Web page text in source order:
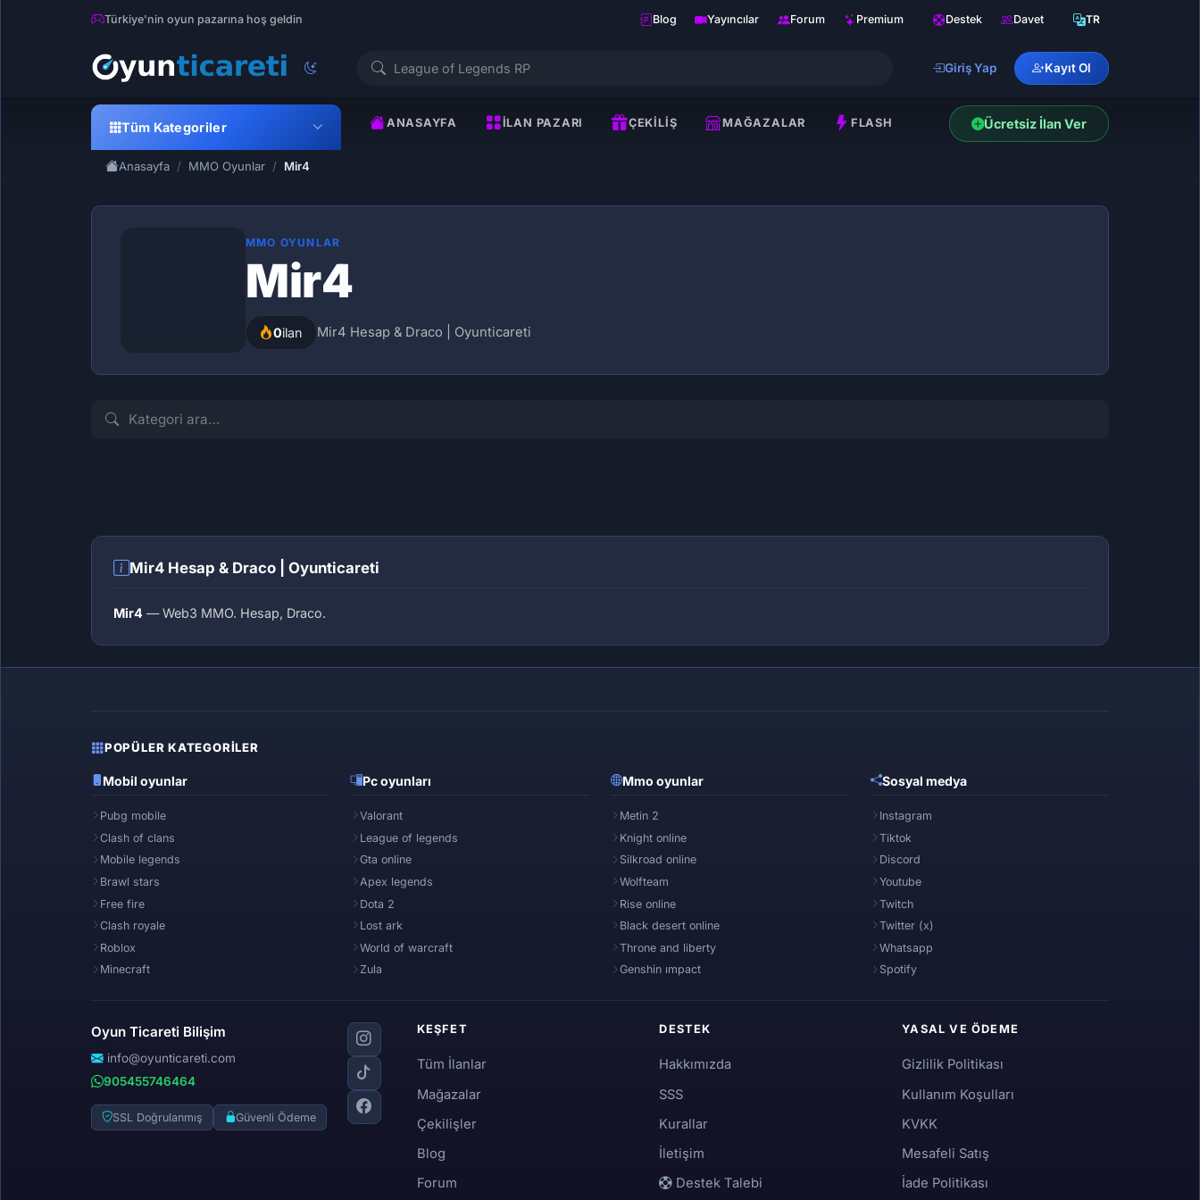
Türkiye'nin oyun pazarına hoş geldin Blog Yayıncılar Forum Premium Destek Davet TR
Giriş Yap Kayıt Ol
Tüm Kategoriler ANASAYFA İLAN PAZARI ÇEKILIŞ MAĞAZALAR FLASH Ücretsiz İlan Ver
Anasayfa MMO Oyunlar Mir4
MMO OYUNLAR
Mir4
0ilan Mir4 Hesap & Draco | Oyunticareti
Mir4 Hesap & Draco | Oyunticareti
Mir4 — Web3 MMO. Hesap, Draco.
POPÜLER KATEGORILER
Mobil oyunlar
Pubg mobile
Clash of clans
Mobile legends
Brawl stars
Free fire
Clash royale
Roblox
Minecraft
Pc oyunları
Valorant
League of legends
Gta online
Apex legends
Dota 2
Lost ark
World of warcraft
Zula
Mmo oyunlar
Metin 2
Knight online
Silkroad online
Wolfteam
Rise online
Black desert online
Throne and liberty
Genshin ımpact
Sosyal medya
Instagram
Tiktok
Discord
Youtube
Twitch
Twitter (x)
Whatsapp
Spotify
Oyun Ticareti Bilişim
info@oyunticareti.com
905455746464
SSL Doğrulanmış Güvenli Ödeme
KEŞFET
Tüm İlanlar
Mağazalar
Çekilişler
Blog
Forum
DESTEK
Hakkımızda
SSS
Kurallar
İletişim
Destek Talebi
YASAL VE ÖDEME
Gizlilik Politikası
Kullanım Koşulları
KVKK
Mesafeli Satış
İade Politikası